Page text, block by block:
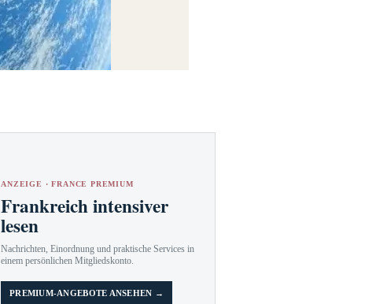
ANZEIGE · FRANCE PREMIUM
Frankreich intensiver
lesen
Nachrichten, Einordnung und praktische Services in
einem persönlichen Mitgliedskonto.
PREMIUM-ANGEBOTE ANSEHEN →